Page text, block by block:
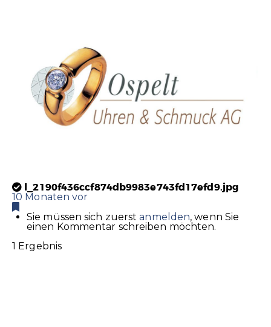
l_2190f436ccf874db9983e743fd17efd9.jpg
10 Monaten vor
Sie müssen sich zuerstanmelden, wenn Sie
einen Kommentar schreiben möchten.
1 Ergebnis